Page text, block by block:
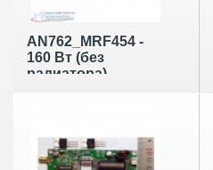
AN762_MRF454 -
160 Вт (без
радиатора)